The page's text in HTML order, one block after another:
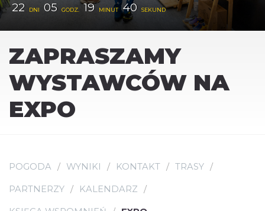
22 DNI 05 GODZ. 19 MINUT 39 SEKUND
ZAPRASZAMY
WYSTAWCÓW NA
EXPO
POGODA WYNIKI KONTAKT TRASY
PARTNERZY KALENDARZ